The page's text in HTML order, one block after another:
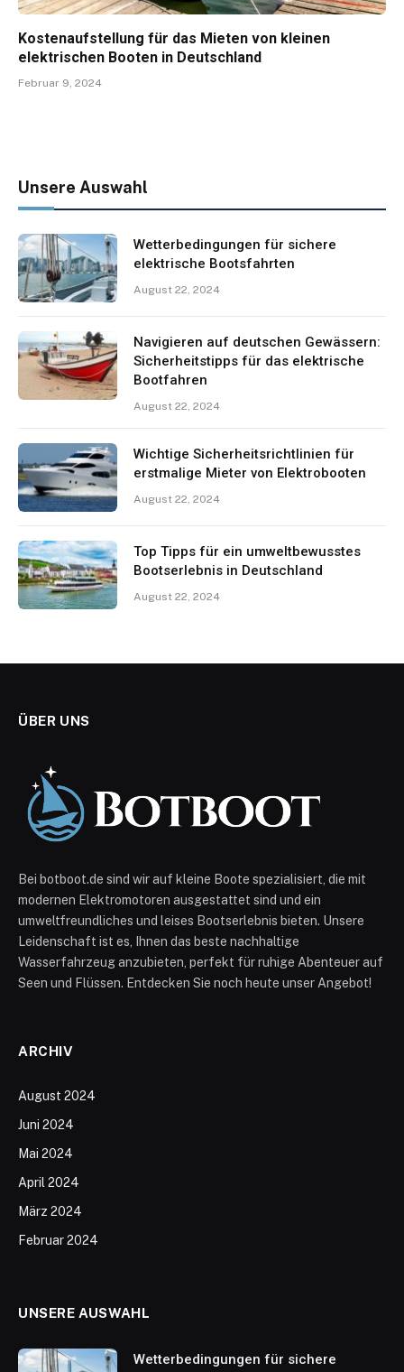
Kostenaufstellung für das Mieten von kleinen
elektrischen Booten in Deutschland
Februar 9, 2024
Unsere Auswahl
Wetterbedingungen für sichere
elektrische Bootsfahrten
August 22, 2024
Navigieren auf deutschen Gewässern:
Sicherheitstipps für das elektrische
Bootfahren
August 22, 2024
Wichtige Sicherheitsrichtlinien für
erstmalige Mieter von Elektrobooten
August 22, 2024
Top Tipps für ein umweltbewusstes
Bootserlebnis in Deutschland
August 22, 2024
ÜBER UNS
Bei botboot.de sind wir auf kleine Boote spezialisiert, die mit
modernen Elektromotoren ausgestattet sind und ein
umweltfreundliches und leises Bootserlebnis bieten. Unsere
Leidenschaft ist es, Ihnen das beste nachhaltige
Wasserfahrzeug anzubieten, perfekt für ruhige Abenteuer auf
Seen und Flüssen. Entdecken Sie noch heute unser Angebot!
ARCHIV
August 2024
Juni 2024
Mai 2024
April 2024
März 2024
Februar 2024
UNSERE AUSWAHL
Wetterbedingungen für sichere